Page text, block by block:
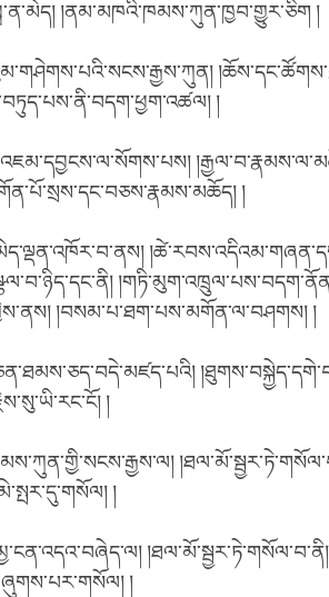
།ནམ་མཁའི་ཁམས་ཀུན་ཁྱབ་གྱུར་ཅིག །
།
།
།བསམ་པ་ཐག་པས་མགོན་ལ་བཤགས། །
།
།
།